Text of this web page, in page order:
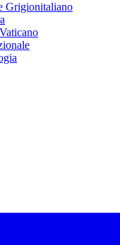
Grigionitaliano